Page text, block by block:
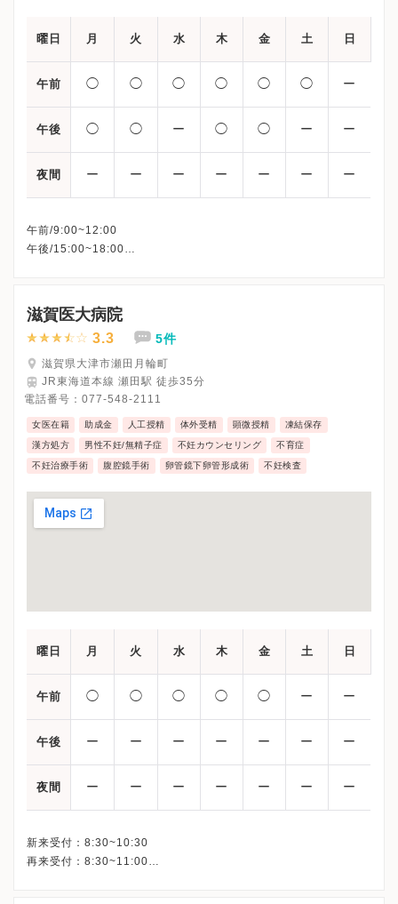
曜日 月 火 水 木 金 土 日
午前 ◯ ◯ ◯ ◯ ◯ ◯ ー
午後 ◯ ◯ ー ◯ ◯ ー ー
夜間 ー ー ー ー ー ー ー
午前/9:00~12:00
午後/15:00~18:00
滋賀医大病院
3.3 5件
滋賀県大津市瀬田月輪町
JR東海道本線 瀬田駅 徒歩35分
電話番号： 077-548-2111
女医在籍 助成金 人工授精 体外受精 顕微授精 凍結保存
漢方処方 男性不妊/無精子症 不妊カウンセリング 不育症
不妊治療手術 腹腔鏡手術 卵管鏡下卵管形成術 不妊検査
曜日 月 火 水 木 金 土 日
午前 ◯ ◯ ◯ ◯ ◯ ー ー
午後 ー ー ー ー ー ー ー
夜間 ー ー ー ー ー ー ー
新来受付：8:30~10:30
再来受付：8:30~11:00